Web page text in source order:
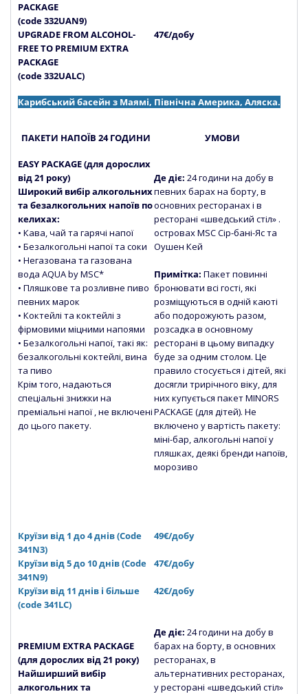
PACKAGE
(code 332UAN9)
UPGRADE FROM ALCOHOL-
FREE TO PREMIUM EXTRA
PACKAGE
(code 332UALC)
47€/добу
Карибський басейн з Маямі, Північна Америка, Аляска.
ПАКЕТИ НАПОЇВ 24 ГОДИНИ УМОВИ
EASY PACKAGE (для дорослих
від 21 року)
Широкий вибір алкогольних
та безалкогольних напоїв по
келихах:
• Кава, чай та гарячі напої
• Безалкогольні напої та соки
• Негазована та газована
вода AQUA by MSC*
• Пляшкове та розливне пиво
певних марок
• Коктейлі та коктейлі з
фірмовими міцними напоями
• Безалкогольні напої, такі як:
безалкогольні коктейлі, вина
та пиво
Крім того, надаються
спеціальні знижки на
преміальні напої , не включені
до цього пакету.
Де діє: 24 години на добу в
певних барах на борту, в
основних ресторанах і в
ресторані «шведський стіл» .
островах MSC Сір-бані-Яс та
Оушен Кей
Примітка: Пакет повинні
бронювати всі гості, які
розміщуються в одній каюті
або подорожують разом,
розсадка в основному
ресторані в цьому випадку
буде за одним столом. Це
правило стосується і дітей, які
досягли трирічного віку, для
них купується пакет MINORS
PACKAGE (для дітей). Не
включено у вартість пакету:
міні-бар, алкогольні напої у
пляшках, деякі бренди напоїв,
морозиво
Круїзи від 1 до 4 днів (Сode
341N3)
49€/добу
Круїзи від 5 до 10 днів (Сode
341N9)
47€/добу
Круїзи від 11 днів і більше
(code 341LC)
42€/добу
PREMIUM EXTRA PACKAGE
(для дорослих від 21 року)
Найширший вибір
алкогольних та
Де діє: 24 години на добу в
барах на борту, в основних
ресторанах, в
альтернативних ресторанах,
у ресторані «шведський стіл»